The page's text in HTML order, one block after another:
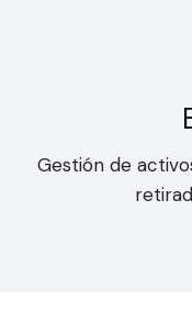
Gestión de